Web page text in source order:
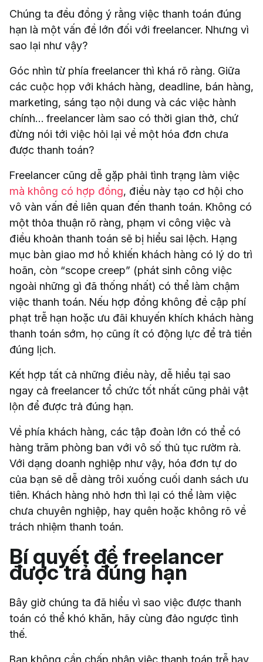
Chúng ta đều đồng ý rằng việc thanh toán đúng
hạn là một vấn đề lớn đối với freelancer. Nhưng vì
sao lại như vậy?
Góc nhìn từ phía freelancer thì khá rõ ràng. Giữa
các cuộc họp với khách hàng, deadline, bán hàng,
marketing, sáng tạo nội dung và các việc hành
chính… freelancer làm sao có thời gian thở, chứ
đừng nói tới việc hỏi lại về một hóa đơn chưa
được thanh toán?
Freelancer cũng dễ gặp phải tình trạng làm việc
mà không có hợp đồng, điều này tạo cơ hội cho
vô vàn vấn đề liên quan đến thanh toán. Không có
một thỏa thuận rõ ràng, phạm vi công việc và
điều khoản thanh toán sẽ bị hiểu sai lệch. Hạng
mục bàn giao mơ hồ khiến khách hàng có lý do trì
hoãn, còn “scope creep” (phát sinh công việc
ngoài những gì đã thống nhất) có thể làm chậm
việc thanh toán. Nếu hợp đồng không đề cập phí
phạt trễ hạn hoặc ưu đãi khuyến khích khách hàng
thanh toán sớm, họ cũng ít có động lực để trả tiền
đúng lịch.
Kết hợp tất cả những điều này, dễ hiểu tại sao
ngay cả freelancer tổ chức tốt nhất cũng phải vật
lộn để được trả đúng hạn.
Về phía khách hàng, các tập đoàn lớn có thể có
hàng trăm phòng ban với vô số thủ tục rườm rà.
Với dạng doanh nghiệp như vậy, hóa đơn tự do
của bạn sẽ dễ dàng trôi xuống cuối danh sách ưu
tiên. Khách hàng nhỏ hơn thì lại có thể làm việc
chưa chuyên nghiệp, hay quên hoặc không rõ về
trách nhiệm thanh toán.
Bí quyết để freelancer
được trả đúng hạn
Bây giờ chúng ta đã hiểu vì sao việc được thanh
toán có thể khó khăn, hãy cùng đảo ngược tình
thế.